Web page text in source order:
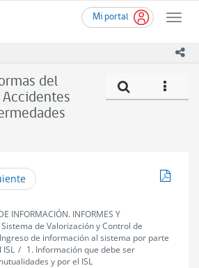
Mi portal
Toggle
del
Accidentes
icono
INFORMACIÓN. INFORMES Y
Sistema de Valorización y Control de
de información al sistema por parte
1. Información que debe ser
y por el ISL